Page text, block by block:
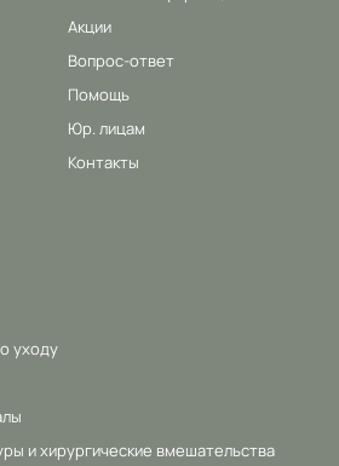
Акции
Вопрос-ответ
Помощь
Юр. лицам
Контакты
уходу
и хирургические вмешательства